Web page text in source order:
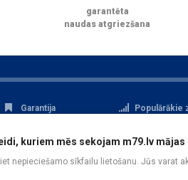
garantēta
naudas atgriezšana
Garantija
Populārākie
Datu aizsardzība
Reģistrācija
kuriem mēs sekojam m79.lv mājas
nepieciešamo sīkfailu lietošanu. Jūs varat